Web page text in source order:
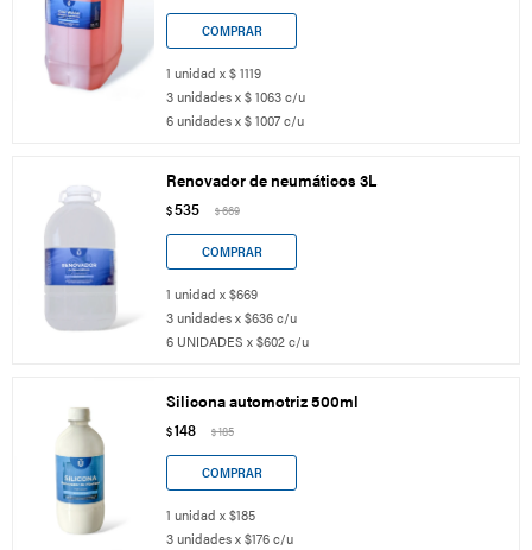
1 unidad x $ 1119
3 unidades x $ 1063 c/u
6 unidades x $ 1007 c/u
Renovador de neumáticos 3L
$535 $669
1 unidad x $669
3 unidades x $636 c/u
6 UNIDADES x $602 c/u
Silicona automotriz 500ml
$148 $185
1 unidad x $185
3 unidades x $176 c/u